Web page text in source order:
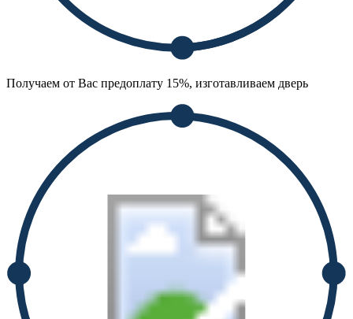
Получаем от Вас предоплату 15%, изготавливаем дверь